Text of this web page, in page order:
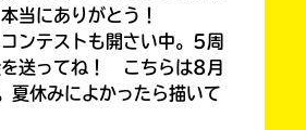
当にありがとう！
ンテストも開さい中。5周
を送ってね！ こちらは8月
夏休みによかったら描いて